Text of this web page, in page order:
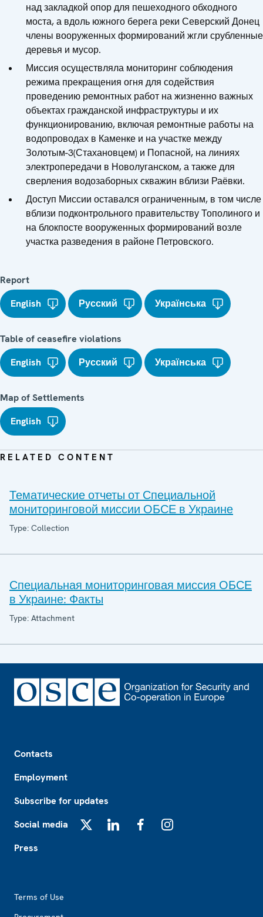
над закладкой опор для пешеходного обходного
моста, а вдоль южного берега реки Северский Донец
члены вооруженных формирований жгли срубленные
деревья и мусор.
Миссия осуществляла мониторинг соблюдения
режима прекращения огня для содействия
проведению ремонтных работ на жизненно важных
объектах гражданской инфраструктуры и их
функционированию, включая ремонтные работы на
водопроводах в Каменке и на участке между
Золотым-3(Стахановцем) и Попасной, на линиях
электропередачи в Новолуганском, а также для
сверления водозаборных скважин вблизи Раёвки.
Доступ Миссии оставался ограниченным, в том числе
вблизи подконтрольного правительству Тополиного и
на блокпосте вооруженных формирований возле
участка разведения в районе Петровского.
Report
English
Русский Українська
Table of ceasefire violations
English
Русский Українська
Map of Settlements
English
RELATED CONTENT
Тематические отчеты от Специальной
мониторинговой миссии ОБСЕ в Украине
Type: Collection
Специальная мониторинговая миссия ОБСЕ
в Украине: Факты
Type: Attachment
Contacts
Employment
Subscribe for updates
Social media
Press
Terms of Use